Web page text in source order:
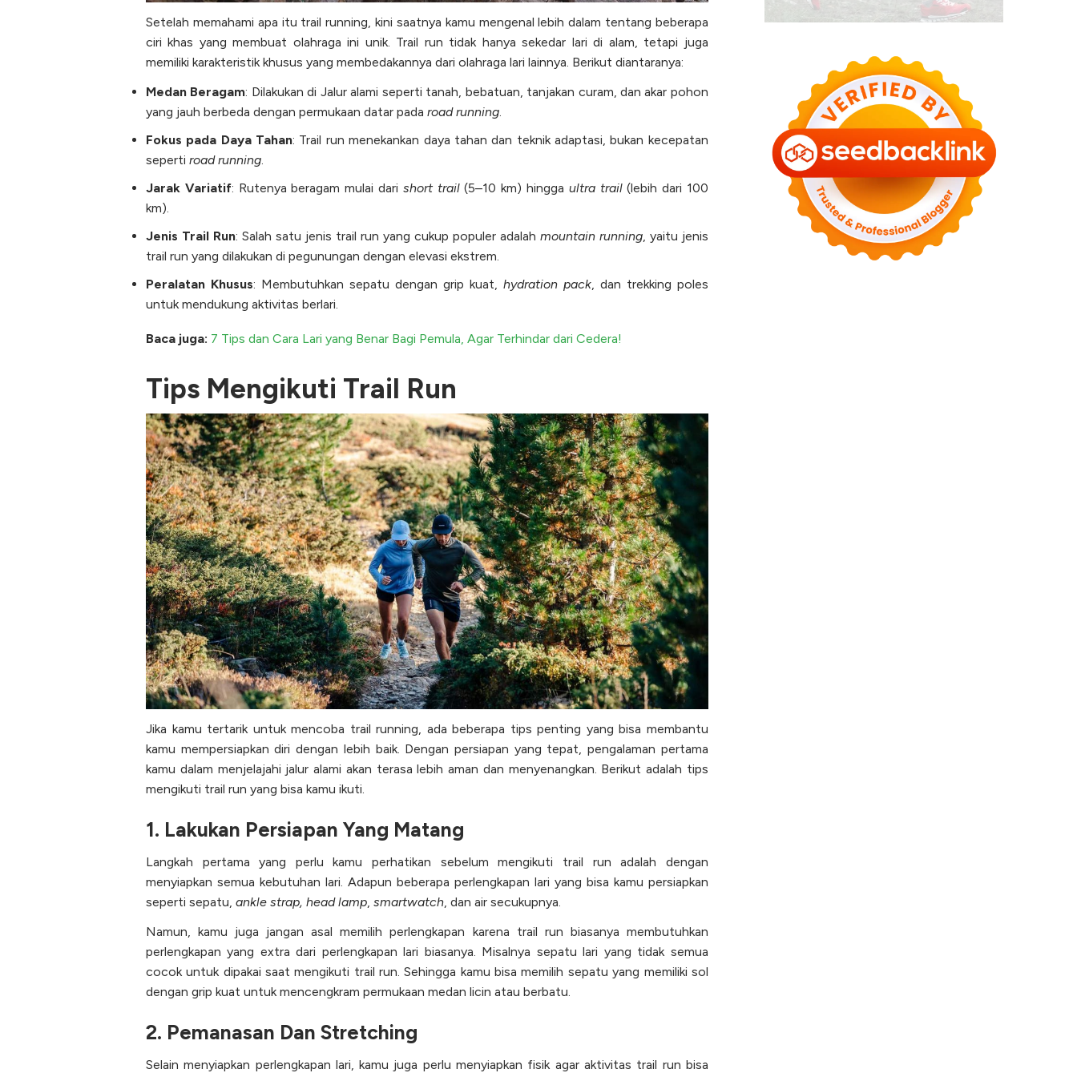
Setelah memahami apa itu trail running, kini saatnya kamu mengenal lebih dalam tentang beberapa
ciri khas yang membuat olahraga ini unik. Trail run tidak hanya sekedar lari di alam, tetapi juga
memiliki karakteristik khusus yang membedakannya dari olahraga lari lainnya. Berikut diantaranya:
Medan Beragam: Dilakukan di Jalur alami seperti tanah, bebatuan, tanjakan curam, dan akar pohon
yang jauh berbeda dengan permukaan datar pada road running.
Fokus pada Daya Tahan: Trail run menekankan daya tahan dan teknik adaptasi, bukan kecepatan
seperti road running.
Jarak Variatif: Rutenya beragam mulai dari short trail(5–10 km) hingga ultra trail(lebih dari 100
km).
Jenis Trail Run: Salah satu jenis trail run yang cukup populer adalah mountain running, yaitu jenis
trail run yang dilakukan di pegunungan dengan elevasi ekstrem.
Peralatan Khusus: Membutuhkan sepatu dengan grip kuat, hydration pack, dan trekking poles
untuk mendukung aktivitas berlari.
Baca juga: 7 Tips dan Cara Lari yang Benar Bagi Pemula, Agar Terhindar dari Cedera!
Tips Mengikuti Trail Run
Jika kamu tertarik untuk mencoba trail running, ada beberapa tips penting yang bisa membantu
kamu mempersiapkan diri dengan lebih baik. Dengan persiapan yang tepat, pengalaman pertama
kamu dalam menjelajahi jalur alami akan terasa lebih aman dan menyenangkan. Berikut adalah tips
mengikuti trail run yang bisa kamu ikuti.
1. Lakukan Persiapan Yang Matang
Langkah pertama yang perlu kamu perhatikan sebelum mengikuti trail run adalah dengan
menyiapkan semua kebutuhan lari. Adapun beberapa perlengkapan lari yang bisa kamu persiapkan
seperti sepatu, ankle strap, head lamp, smartwatch, dan air secukupnya.
Namun, kamu juga jangan asal memilih perlengkapan karena trail run biasanya membutuhkan
perlengkapan yang extra dari perlengkapan lari biasanya. Misalnya sepatu lari yang tidak semua
cocok untuk dipakai saat mengikuti trail run. Sehingga kamu bisa memilih sepatu yang memiliki sol
dengan grip kuat untuk mencengkram permukaan medan licin atau berbatu.
2. Pemanasan Dan Stretching
Selain menyiapkan perlengkapan lari, kamu juga perlu menyiapkan fisik agar aktivitas trail run bisa